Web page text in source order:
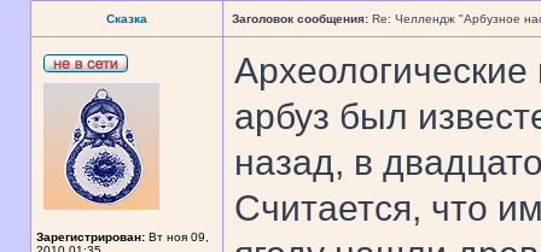
Сказка Заголовок сообщения: Re: Челлендж "Арбузное
Зарегистрирован: Вт ноя 09,
арбуз был
назад, в
Считается, что